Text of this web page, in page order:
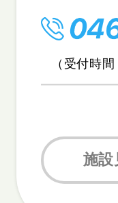
（受付時
施設